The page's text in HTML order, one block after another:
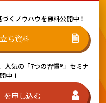
く ノウハウを無料公開中！
ち資料
人気の「7つの習慣®」セミナ
中！
を申し込む